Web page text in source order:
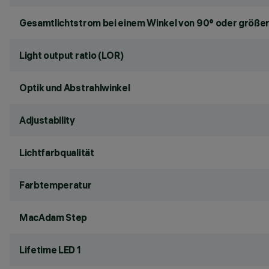
Gesamtlichtstrom bei einem Winkel von 90° oder
Light output ratio (LOR)
Optik und Abstrahlwinkel
Adjustability
Lichtfarbqualität
Farbtemperatur
MacAdam Step
Lifetime LED 1